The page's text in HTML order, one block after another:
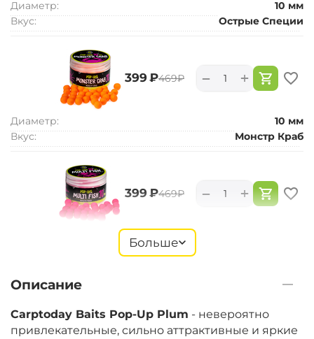
Диаметр:
10 мм
Вкус:
Острые Специи
‍399‍ ₽‍469‍₽ +
−
Диаметр:
10 мм
Вкус:
Монстр Краб
‍399‍ ₽‍469‍₽ +
−
‍399‍ ₽‍469‍₽ +
−
Больше
Описание
Carptoday Baits Pop-Up Plum - невероятно
привлекательные, сильно аттрактивные и яркие